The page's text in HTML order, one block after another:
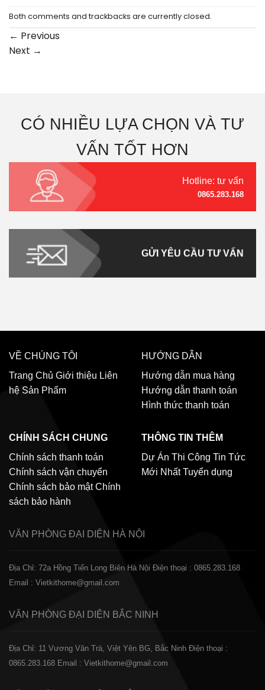
Both comments and trackbacks are currently closed.
← Previous
Next →
CÓ NHIỀU LỰA CHỌN VÀ TƯ
VẤN TỐT HƠN
Hotline: tư vấn
0865.283.168
GỬI YÊU CẦU TƯ VẤN
VỀ CHÚNG TÔI
Trang Chủ Giới thiệu Liên
hệ Sản Phẩm
HƯỚNG DẪN
Hướng dẫn mua hàng
Hướng dẫn thanh toán
Hình thức thanh toán
CHÍNH SÁCH CHUNG
Chính sách thanh toán
Chính sách vận chuyển
Chính sách bảo mật Chính
sách bảo hành
THÔNG TIN THÊM
Dự Án Thi Công Tin Tức
Mới Nhất Tuyển dụng
VĂN PHÒNG ĐẠI DIỆN HÀ NỘI
Địa Chỉ: 72a Hồng Tiến Long Biên Hà Nội Điện thoại : 0865.283.168
Email : Vietkithome@gmail.com
VĂN PHÒNG ĐẠI DIỆN BẮC NINH
Địa Chỉ: 11 Vương Văn Trà, Việt Yên BG, Bắc Ninh Điện thoại :
0865.283.168 Email : Vietkithome@gmail.com